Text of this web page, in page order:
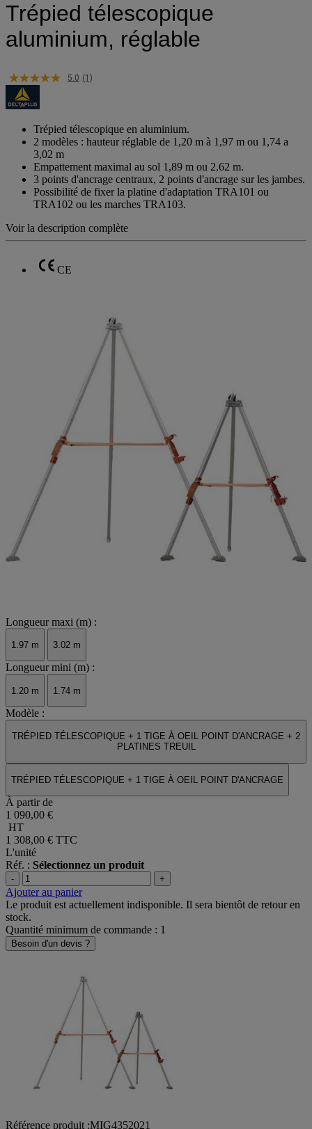
Trépied télescopique
aluminium, réglable
5.0 (1)
Trépied télescopique en aluminium.
2 modèles : hauteur réglable de 1,20 m à 1,97 m ou 1,74 a
3,02 m
Empattement maximal au sol 1,89 m ou 2,62 m.
3 points d'ancrage centraux, 2 points d'ancrage sur les jambes.
Possibilité de fixer la platine d'adaptation TRA101 ou
TRA102 ou les marches TRA103.
Voir la description complète
CE
Longueur maxi (m) :
1.97 m 3.02 m
Longueur mini (m) :
1.20 m 1.74 m
Modèle :
TRÉPIED TÉLESCOPIQUE + 1 TIGE À OEIL POINT D'ANCRAGE + 2
PLATINES TREUIL
TRÉPIED TÉLESCOPIQUE + 1 TIGE À OEIL POINT D'ANCRAGE
À partir de
1 090,00 €
HT
1 308,00 € TTC
L'unité
Réf. : Sélectionnez un produit
- +
Ajouter au panier
Le produit est actuellement indisponible. Il sera bientôt de retour en
stock.
Quantité minimum de commande : 1
Besoin d'un devis ?
Référence produit :MIG4352021